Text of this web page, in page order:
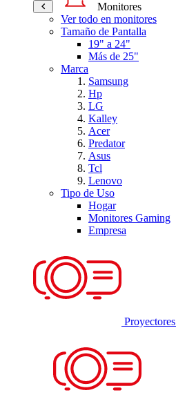
Monitores
Ver todo en monitores
Tamaño de Pantalla
19" a 24"
Más de 25"
Marca
Samsung
Hp
LG
Kalley
Acer
Predator
Asus
Tcl
Lenovo
Tipo de Uso
Hogar
Monitores Gaming
Empresa
Proyectores